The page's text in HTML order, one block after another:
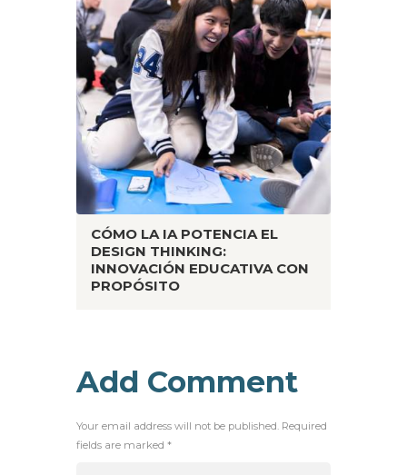
CÓMO LA IA POTENCIA EL
DESIGN THINKING:
INNOVACIÓN EDUCATIVA CON
PROPÓSITO
Add Comment
Your email address will not be published. Required
fields are marked *